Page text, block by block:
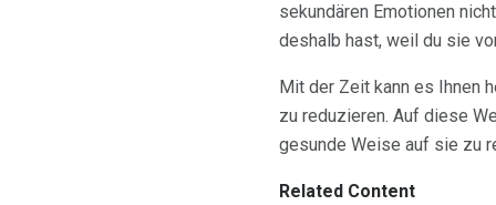
sekundären Emotionen
deshalb hast, weil du sie
Mit der Zeit kann es Ihnen
zu reduzieren. Auf diese
gesunde Weise auf sie zu
Related Content